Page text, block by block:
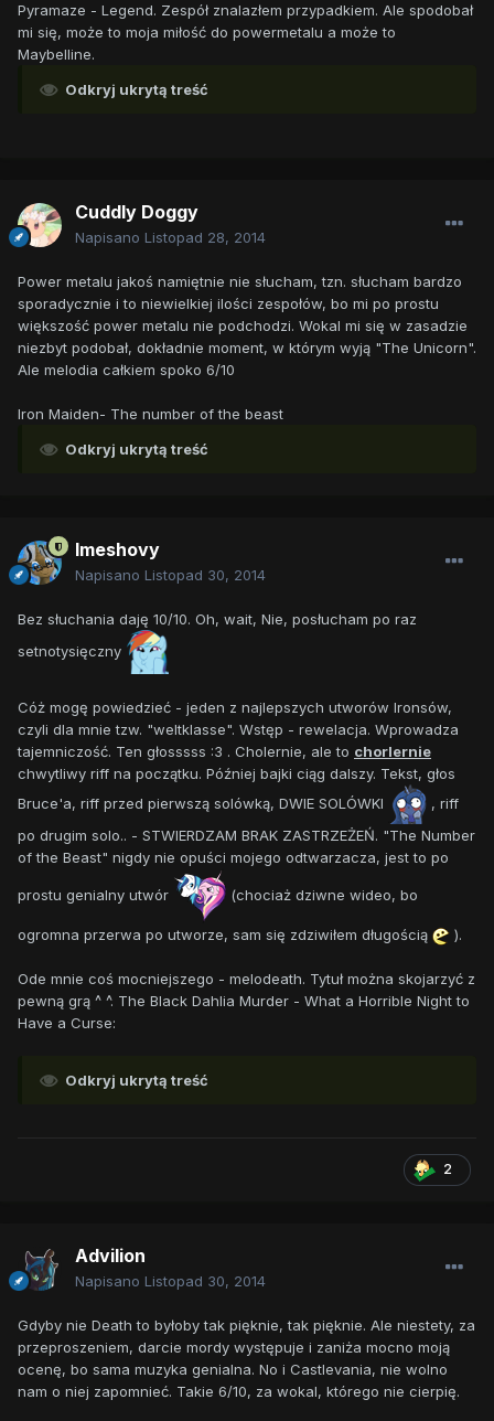
Pyramaze - Legend. Zespół znalazłem przypadkiem. Ale spodobał
mi się, może to moja miłość do powermetalu a może to
Maybelline.
Odkryj ukrytą treść
Cuddly Doggy
Napisano Listopad 28, 2014
Power metalu jakoś namiętnie nie słucham, tzn. słucham bardzo
sporadycznie i to niewielkiej ilości zespołów, bo mi po prostu
większość power metalu nie podchodzi. Wokal mi się w zasadzie
niezbyt podobał, dokładnie moment, w którym wyją "The Unicorn".
Ale melodia całkiem spoko 6/10
Iron Maiden- The number of the beast
Odkryj ukrytą treść
Imeshovy
Napisano Listopad 30, 2014
Bez słuchania daję 10/10. Oh, wait, Nie, posłucham po raz
setnotysięczny
Cóż mogę powiedzieć - jeden z najlepszych utworów Ironsów,
czyli dla mnie tzw. "weltklasse". Wstęp - rewelacja. Wprowadza
tajemniczość. Ten głosssss :3 . Cholernie, ale to chorlernie
chwytliwy riff na początku. Później bajki ciąg dalszy. Tekst, głos
Bruce'a, riff przed pierwszą solówką, DWIE SOLÓWKI
, riff
po drugim solo.. - STWIERDZAM BRAK ZASTRZEŻEŃ. "The Number
of the Beast" nigdy nie opuści mojego odtwarzacza, jest to po
prostu genialny utwór (chociaż dziwne wideo, bo
ogromna przerwa po utworze, sam się zdziwiłem długością ).
Ode mnie coś mocniejszego - melodeath. Tytuł można skojarzyć z
pewną grą ^ ^. The Black Dahlia Murder - What a Horrible Night to
Have a Curse:
Odkryj ukrytą treść
2
Advilion
Napisano Listopad 30, 2014
Gdyby nie Death to byłoby tak pięknie, tak pięknie. Ale niestety, za
przeproszeniem, darcie mordy występuje i zaniża mocno moją
ocenę, bo sama muzyka genialna. No i Castlevania, nie wolno
nam o niej zapomnieć. Takie 6/10, za wokal, którego nie cierpię.